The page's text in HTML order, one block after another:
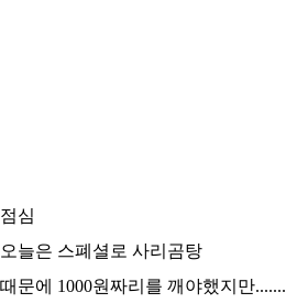
점심
오늘은 스폐셜로 사리곰탕
때문에 1000원짜리를 깨야했지만.......